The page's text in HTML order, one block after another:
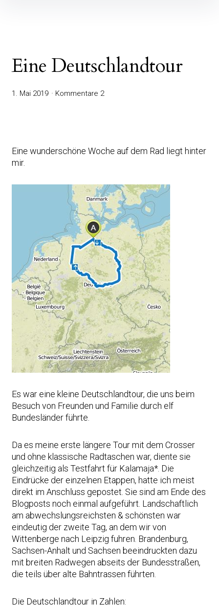
Eine Deutschlandtour
1. Mai 2019 Kommentare 2
Eine wunderschöne Woche auf dem Rad liegt hinter
mir.
Es war eine kleine Deutschlandtour, die uns beim
Besuch von Freunden und Familie durch elf
Bundesländer führte.
Da es meine erste längere Tour mit dem Crosser
und ohne klassische Radtaschen war, diente sie
gleichzeitig als Testfahrt für Kalamaja*. Die
Eindrücke der einzelnen Etappen, hatte ich meist
direkt im Anschluss gepostet. Sie sind am Ende des
Blogposts noch einmal aufgeführt. Landschaftlich
am abwechslungsreichsten & schönsten war
eindeutig der zweite Tag, an dem wir von
Wittenberge nach Leipzig fuhren. Brandenburg,
Sachsen-Anhalt und Sachsen beeindruckten dazu
mit breiten Radwegen abseits der Bundesstraßen,
die teils über alte Bahntrassen führten.
Die Deutschlandtour in Zahlen: